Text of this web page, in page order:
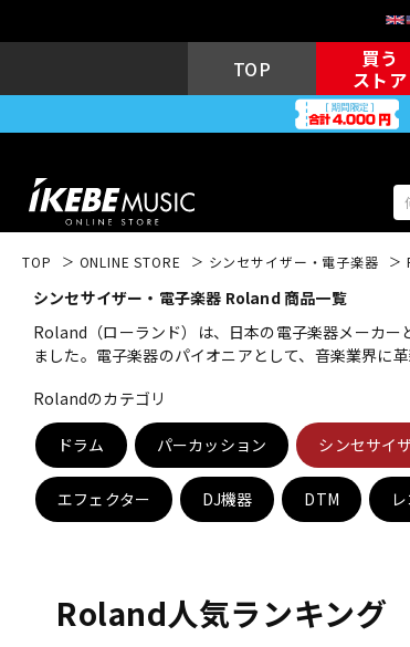
TOP
買う
ストア
ア
キーボード 電
DJ機器
中古 ヴ
TOP ONLINE STORE シンセサイザー・電子楽器
シンセサイザー・電子楽器 Roland 商品一覧
Roland（ローランド）は、日本の電子楽器メーカー
ました。電子楽器のパイオニアとして、音楽業界に
Rolandのカテゴリ
ドラム パーカッション シンセサイ
エフェクター DJ機器 DTM
Roland人気ランキング